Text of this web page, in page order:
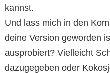
kannst.
Und lass mich in den
deine Version geworden
ausprobiert? Vielleicht
dazugegeben oder